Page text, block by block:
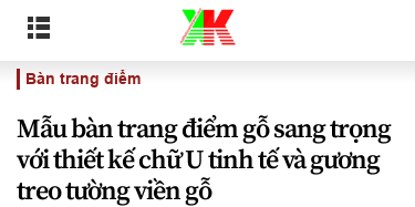
Bàn trang điểm
Mẫu bàn trang điểm gỗ sang trọng
với thiết kế chữ U tinh tế và gương
treo tường viền gỗ